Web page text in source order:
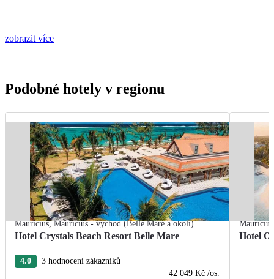
zobrazit více
Podobné hotely v regionu
Mauricius,Mauricius - východ (Belle Mare a okolí)
Hotel Crystals Beach Resort Belle Mare
4.0
3 hodnocení zákazníků
42 049 Kč /os.
Mauricius
Hotel